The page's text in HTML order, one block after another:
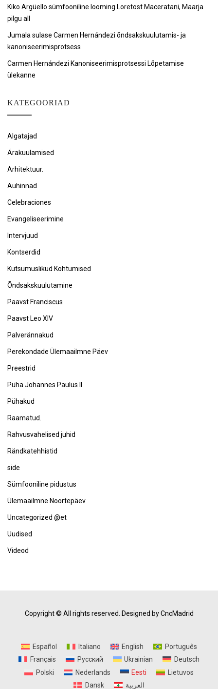
Kiko Argüello sümfooniline looming Loretost Maceratani, Maarja
pilgu all
Jumala sulase Carmen Hernándezi õndsakskuulutamis- ja
kanoniseerimisprotsess
Carmen Hernándezi Kanoniseerimisprotsessi Lõpetamise
ülekanne
KATEGOORIAD
Algatajad
Ärakuulamised
Arhitektuur.
Auhinnad
Celebraciones
Evangeliseerimine
Intervjuud
Kontserdid
Kutsumuslikud Kohtumised
Õndsakskuulutamine
Paavst Franciscus
Paavst Leo XIV
Palverännakud
Perekondade Ülemaailmne Päev
Preestrid
Püha Johannes Paulus II
Pühakud
Raamatud.
Rahvusvahelised juhid
Rändkatehhistid
side
Sümfooniline pidustus
Ülemaailmne Noortepäev
Uncategorized @et
Uudised
Videod
Copyright © All rights reserved. Designed by CncMadrid
Español Italiano English
Português
Français
Русский Ukrainian
Deutsch
Polski
Nederlands Eesti
Lietuvos
Dansk
العربية